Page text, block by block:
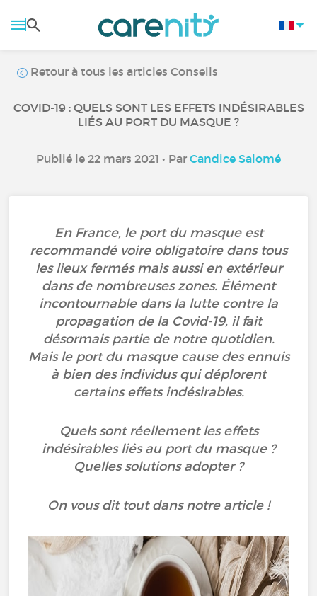
Retour à tous les articles Conseils
COVID-19 : QUELS SONT LES EFFETS INDÉSIRABLES
LIÉS AU PORT DU MASQUE ?
Publié le 22 mars 2021 • Par Candice Salomé
En France, le port du masque est
recommandé voire obligatoire dans tous
les lieux fermés mais aussi en extérieur
dans de nombreuses zones. Élément
incontournable dans la lutte contre la
propagation de la Covid-19, il fait
désormais partie de notre quotidien.
Mais le port du masque cause des ennuis
à bien des individus qui déplorent
certains effets indésirables.
Quels sont réellement les effets
indésirables liés au port du masque ?
Quelles solutions adopter ?
On vous dit tout dans notre article !